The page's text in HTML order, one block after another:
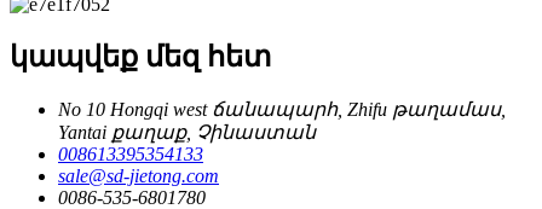
կապվեք մեզ հետ
No 10 Hongqi west ճանապարհ, Zhifu թաղամաս,
Yantai քաղաք, Չինաստան
008613395354133
sale@sd-jietong.com
0086-535-6801780